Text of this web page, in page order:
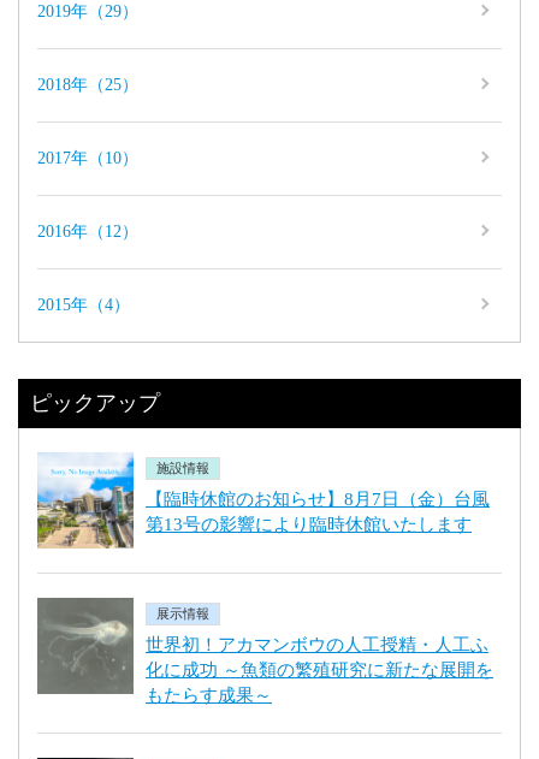
2019年（29）
2018年（25）
2017年（10）
2016年（12）
2015年（4）
ピックアップ
施設情報
【臨時休館のお知らせ】8月7日（金）台風
第13号の影響により臨時休館いたします
展示情報
世界初！アカマンボウの人工授精・人工ふ
化に成功 ～魚類の繁殖研究に新たな展開を
もたらす成果～